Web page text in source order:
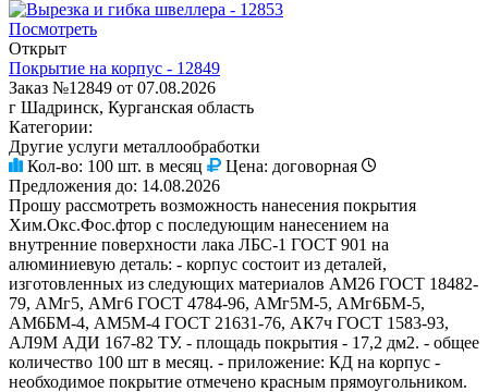
Посмотреть
Открыт
Покрытие на корпус - 12849
Заказ №12849 от 07.08.2026
г Шадринск, Курганская область
Категории:
Другие услуги металлообработки
Кол-во: 100 шт. в месяц Цена: договорная
Предложения до: 14.08.2026
Прошу рассмотреть возможность нанесения покрытия
Хим.Окс.Фос.фтор с последующим нанесением на
внутренние поверхности лака ЛБС-1 ГОСТ 901 на
алюминиевую деталь: - корпус состоит из деталей,
изготовленных из следующих материалов АМ26 ГОСТ 18482-
79, АМг5, АМг6 ГОСТ 4784-96, АМг5М-5, АМг6БМ-5,
АМ6БМ-4, АМ5М-4 ГОСТ 21631-76, АК7ч ГОСТ 1583-93,
АЛ9М АДИ 167-82 ТУ. - площадь покрытия - 17,2 дм2. - общее
количество 100 шт в месяц. - приложение: КД на корпус -
необходимое покрытие отмечено красным прямоугольником.